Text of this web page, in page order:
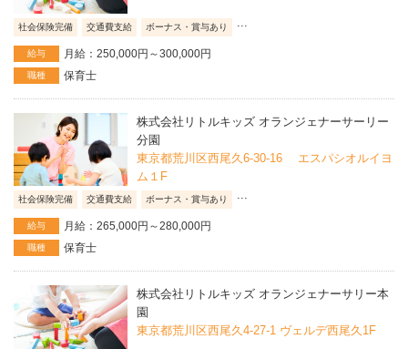
社会保険完備 交通費支給 ボーナス・賞与あり
給与 月給：250,000円～300,000円
職種 保育士
株式会社リトルキッズ オランジェナーサーリー
分園
東京都荒川区西尾久6-30-16 エスパシオルイヨ
ム１F
社会保険完備 交通費支給 ボーナス・賞与あり
給与 月給：265,000円～280,000円
職種 保育士
株式会社リトルキッズ オランジェナーサリー本
園
東京都荒川区西尾久4-27-1 ヴェルデ西尾久1F